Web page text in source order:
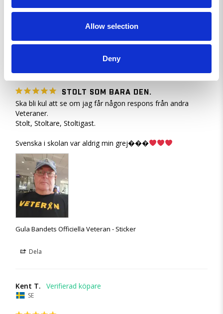
Allow selection
Deny
SE
STOLT SOM BARA DEN.
Ska bli kul att se om jag får någon respons från andra
Veteraner.
Stolt, Stoltare, Stoltigast.
Svenska i skolan var aldrig min grej���
Gula Bandets Officiella Veteran - Sticker
Dela
Kent T.
SE